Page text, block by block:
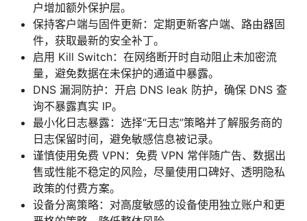
户增加额外保护层。
保持客户端与固件更新：定期更新客户端、路由器固
件，获取最新的安全补丁。
启用 Kill Switch：在网络断开时自动阻止未加密流
量，避免数据在未保护的通道中暴露。
DNS 漏洞防护：开启 DNS leak 防护，确保 DNS 查
询不暴露真实 IP。
最小化日志暴露：选择“无日志”策略并了解服务商的
日志保留时间，避免敏感信息被记录。
谨慎使用免费 VPN：免费 VPN 常伴随广告、数据出
售或性能不稳定的风险，尽量使用口碑好、透明隐私
政策的付费方案。
设备分离策略：对高度敏感的设备使用独立账户和更